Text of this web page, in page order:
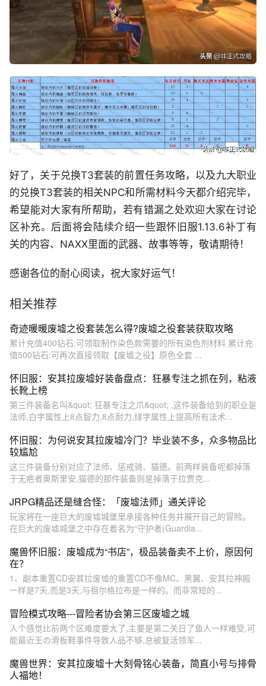
好了，关于兑换T3套装的前置任务攻略，以及九大职业
的兑换T3套装的相关NPC和所需材料今天都介绍完毕，
希望能对大家有所帮助，若有错漏之处欢迎大家在讨论
区补充。后面将会陆续介绍一些跟怀旧服1.13.6补丁有
关的内容、NAXX里面的武器、故事等等，敬请期待！
感谢各位的耐心阅读，祝大家好运气！
相关推荐
奇迹暖暖废墟之役套装怎么得?废墟之役套装获取攻略
累计充值400钻石:可领取制作染色款需要的所有染色剂材料 累计充
值500钻石:可再次直接领取【废墟之役】原色全套 ...
怀旧服：安其拉废墟好装备盘点：狂暴专注之抓在列，粘液
长靴上榜
第三件装备名叫&quot; 狂暴专注之爪&quot; ,这件装备给到的职业是
法师,白字属性上8点智力,8点耐力,绿字属性上提高所有法术...
怀旧服：为何说安其拉废墟冷门？毕业装不多，众多物品比
较尴尬
这三件装备分别对应了法师、惩戒骑、猫德。前两样装备呢都掉落
于无疤者奥斯里安,猫德的那件装备则是掉落于拉贾克...
JRPG精品还是缝合怪：「废墟法师」通关评论
玩家将在一座巨大的废墟城堡里承接各种任务并展开自己的冒险。
在巨大的废墟城堡之中存在着名为“守护者(Guardia...
魔兽怀旧服：废墟成为“书店”，极品装备卖不上价，原因何
在？
1、副本重置CD安其拉废墟的重置CD不像MC、黑翼、安其拉神殿
一样是7天,而是3天,与祖尔格拉布是一样的。而非常短的...
冒险模式攻略---冒险者协会第三区废墟之城
人个感觉比前两个区难度要大了,主要是第二关日了鱼人一样难受,可
能最近王の滑板鞋事件导致人品不够,总被复活领军...
魔兽世界：安其拉废墟十大刻骨铭心装备，简直小号与排骨
人福地！